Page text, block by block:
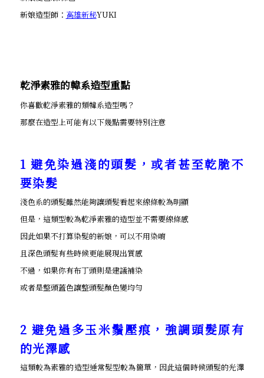
新娘造型師： 高雄新秘YUKI
乾淨素雅的韓系造型重點
你喜歡乾淨素雅的類韓系造型嗎？
那麼在造型上可能有以下幾點需要特別注意
1 避免染過淺的頭髮，或者甚至乾脆不
要染髮
淺色系的頭髮雖然能夠讓頭髮看起來線條較為明顯
但是，這類型較為乾淨素雅的造型並不需要線條感
因此如果不打算染髮的新娘，可以不用染唷
且深色頭髮有些時候更能展現出質感
不過，如果你有布丁頭則是建議補染
或者是整頭蓋色讓整頭髮顏色變均勻
2 避免過多玉米鬚壓痕，強調頭髮原有
的光澤感
這類較為素雅的造型通常髮型較為簡單，因此這個時候頭髮的光澤